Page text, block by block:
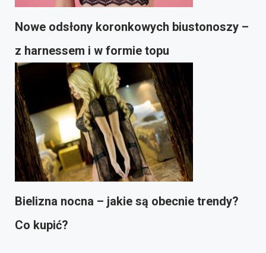
Nowe odsłony koronkowych biustonoszy –
z harnessem i w formie topu
Bielizna nocna – jakie są obecnie trendy?
Co kupić?